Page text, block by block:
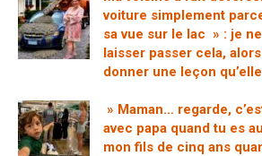
voiture simplement
sa vue sur le lac » : je
laisser passer cela,
donner une leçon
» Maman… regarde,
avec papa quand tu es
mon fils de cinq ans